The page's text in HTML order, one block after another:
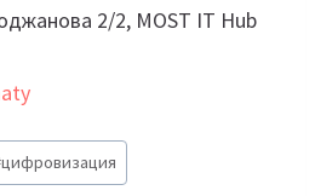
2/2, MOST IT Hub
цифровизация